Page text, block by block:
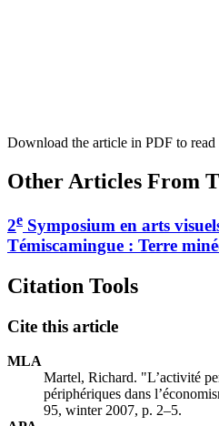
Download the article in PDF to read
Other Articles From
2e Symposium en arts
Témiscamingue : Terre
Citation Tools
Cite this article
MLA
Martel, Richard. "L’activité
périphériques dans
95, winter 2007, p. 2–5.